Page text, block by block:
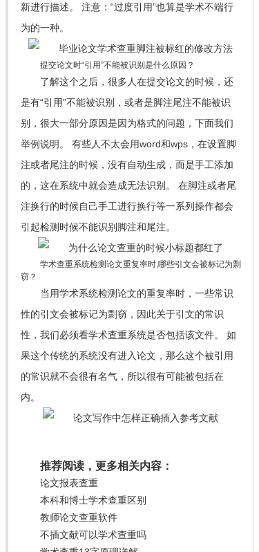
新进行描述。 注意：“过度引用”也算是学术不端行
为的一种。
提交论文时“引用”不能被识别是什么原因？
了解这个之后，很多人在提交论文的时候，还
是有“引用”不能被识别，或者是脚注尾注不能被识
别，很大一部分原因是因为格式的问题，下面我们
举例说明。 有些人不太会用word和wps，在设置脚
注或者尾注的时候，没有自动生成，而是手工添加
的，这在系统中就会造成无法识别。 在脚注或者尾
注换行的时候自己手工进行换行等一系列操作都会
引起检测时候不能识别脚注和尾注。
学术查重系统检测论文重复率时,哪些引文会被标记为剽
窃？
当用学术系统检测论文的重复率时，一些常识
性的引文会被标记为剽窃，因此关于引文的常识
性，我们必须看学术查重系统是否包括该文件。 如
果这个传统的系统没有进入论文，那么这个被引用
的常识就不会很有名气，所以很有可能被包括在
内。
推荐阅读，更多相关内容：
论文报表查重
本科和博士学术查重区别
教师论文查重软件
不插文献可以学术查重吗